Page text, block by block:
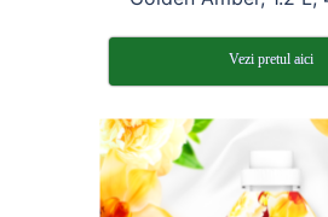
Vezi pretul aici